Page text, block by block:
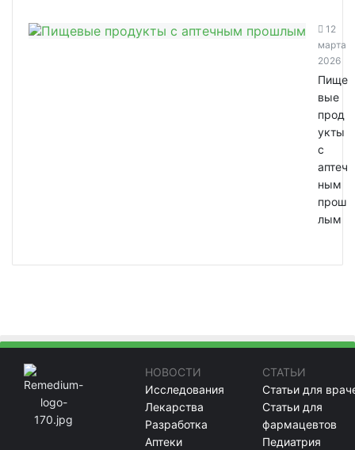
12
марта
2026
Пище
вые
прод
укты
с
аптеч
ным
прош
лым
НОВОСТИ
Исследования
Лекарства
Разработка
Аптеки
СТАТЬИ
Статьи для
Статьи для
фармацевтов
Педиатрия